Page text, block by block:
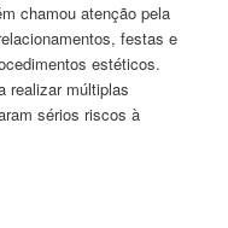
chamou atenção pela
festas e
estéticos.
realizar múltiplas
sérios riscos à